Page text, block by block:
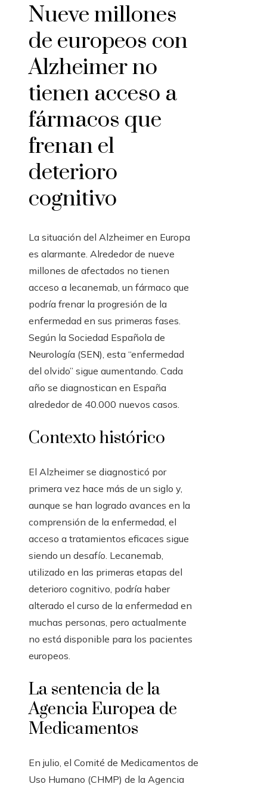
Nueve millones
de europeos con
Alzheimer no
tienen acceso a
fármacos que
frenan el
deterioro
cognitivo
La situación del Alzheimer en Europa
es alarmante. Alrededor de nueve
millones de afectados no tienen
acceso a lecanemab, un fármaco que
podría frenar la progresión de la
enfermedad en sus primeras fases.
Según la Sociedad Española de
Neurología (SEN), esta “enfermedad
del olvido” sigue aumentando. Cada
año se diagnostican en España
alrededor de 40.000 nuevos casos.
Contexto histórico
El Alzheimer se diagnosticó por
primera vez hace más de un siglo y,
aunque se han logrado avances en la
comprensión de la enfermedad, el
acceso a tratamientos eficaces sigue
siendo un desafío. Lecanemab,
utilizado en las primeras etapas del
deterioro cognitivo, podría haber
alterado el curso de la enfermedad en
muchas personas, pero actualmente
no está disponible para los pacientes
europeos.
La sentencia de la
Agencia Europea de
Medicamentos
En julio, el Comité de Medicamentos de
Uso Humano (CHMP) de la Agencia